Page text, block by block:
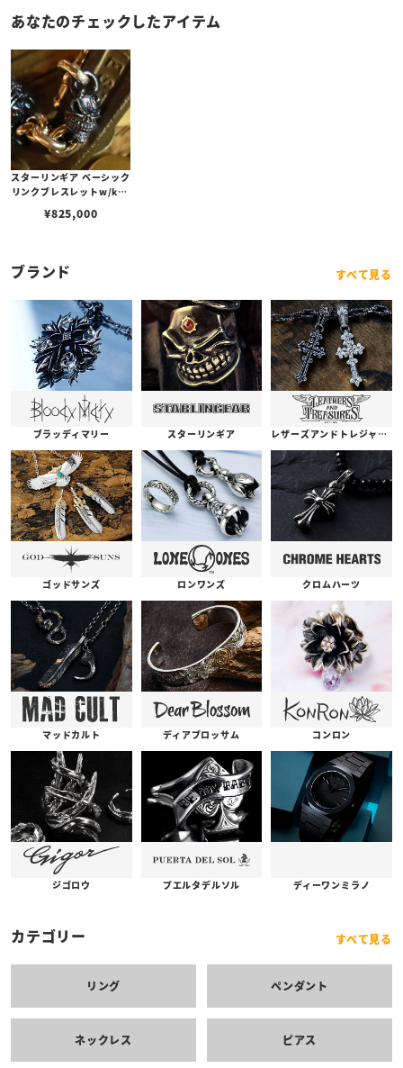
あなたのチェックしたアイテム
スターリンギア ベーシック
リンクブレスレットw/k18
ロゴ/チタン3マイクロデビ
¥825,000
ブランド すべて見る
ブラッディマリー スターリンギア レザーズアンドトレジャーズ
ゴッドサンズ ロンワンズ クロムハーツ
マッドカルト ディアブロッサム コンロン
ジゴロウ プエルタデルソル ディーワンミラノ
カテゴリー すべて見る
リング ペンダント
ネックレス ピアス